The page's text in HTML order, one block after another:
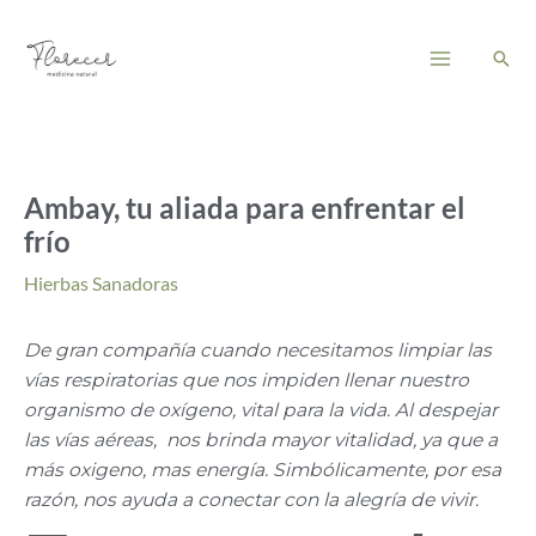
contenido
Menu
Ambay, tu aliada para enfrentar el
frío
Hierbas Sanadoras
De gran compañía cuando necesitamos limpiar las
vías respiratorias que nos impiden llenar nuestro
organismo de oxígeno, vital para la vida. Al despejar
las vías aéreas, nos brinda mayor vitalidad, ya que a
más oxigeno, mas energía. Simbólicamente, por esa
razón, nos ayuda a conectar con la alegría de vivir.